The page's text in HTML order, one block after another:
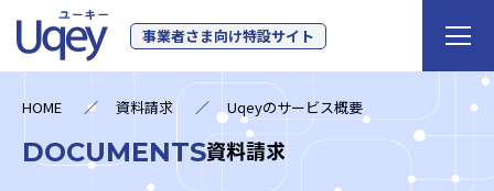
事業者さま向け特設サイト
HOME 資料請求 Uqeyのサービス概要
DOCUMENTS資料請求